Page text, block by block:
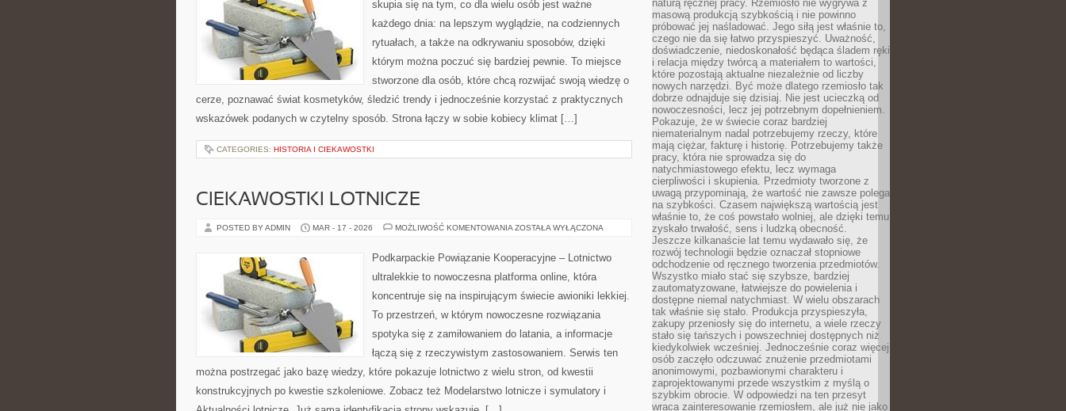
skupia się na tym, co dla wielu osób jest ważne
każdego dnia: na lepszym wyglądzie, na codziennych
rytuałach, a także na odkrywaniu sposobów, dzięki
którym można poczuć się bardziej pewnie. To miejsce
stworzone dla osób, które chcą rozwijać swoją wiedzę o
cerze, poznawać świat kosmetyków, śledzić trendy i jednocześnie korzystać z praktycznych
wskazówek podanych w czytelny sposób. Strona łączy w sobie kobiecy klimat […]
CATEGORIES: HISTORIA I CIEKAWOSTKI
CIEKAWOSTKI LOTNICZE
POSTED BY ADMIN MAR - 17 - 2026 MOŻLIWOŚĆ KOMENTOWANIA CIEKAWOSTKI
ZOSTAŁA WYŁĄCZONA
Podkarpackie Powiązanie Kooperacyjne – Lotnictwo
ultralekkie to nowoczesna platforma online, która
koncentruje się na inspirującym świecie awioniki lekkiej.
To przestrzeń, w którym nowoczesne rozwiązania
spotyka się z zamiłowaniem do latania, a informacje
łączą się z rzeczywistym zastosowaniem. Serwis ten
można postrzegać jako bazę wiedzy, które pokazuje lotnictwo z wielu stron, od kwestii
konstrukcyjnych po kwestie szkoleniowe. Zobacz też Modelarstwo lotnicze i symulatory i
naturą ręcznej pracy. Rzemiosło nie wygrywa z
masową produkcją szybkością i nie powinno
próbować jej naśladować. Jego siłą jest właśnie to,
czego nie da się łatwo przyspieszyć. Uważność,
doświadczenie, niedoskonałość będąca śladem ręki
i relacja między twórcą a materiałem to wartości,
które pozostają aktualne niezależnie od liczby
nowych narzędzi. Być może dlatego rzemiosło tak
dobrze odnajduje się dzisiaj. Nie jest ucieczką od
nowoczesności, lecz jej potrzebnym dopełnieniem.
Pokazuje, że w świecie coraz bardziej
niematerialnym nadal potrzebujemy rzeczy, które
mają ciężar, fakturę i historię. Potrzebujemy także
pracy, która nie sprowadza się do
natychmiastowego efektu, lecz wymaga
cierpliwości i skupienia. Przedmioty tworzone z
uwagą przypominają, że wartość nie zawsze polega
na szybkości. Czasem największą wartością jest
właśnie to, że coś powstało wolniej, ale dzięki temu
zyskało trwałość, sens i ludzką obecność.
Jeszcze kilkanaście lat temu wydawało się, że
rozwój technologii będzie oznaczał stopniowe
odchodzenie od ręcznego tworzenia przedmiotów.
Wszystko miało stać się szybsze, bardziej
zautomatyzowane, łatwiejsze do powielenia i
dostępne niemal natychmiast. W wielu obszarach
tak właśnie się stało. Produkcja przyspieszyła,
zakupy przeniosły się do internetu, a wiele rzeczy
stało się tańszych i powszechniej dostępnych niż
kiedykolwiek wcześniej. Jednocześnie coraz więcej
osób zaczęło odczuwać znużenie przedmiotami
anonimowymi, pozbawionymi charakteru i
zaprojektowanymi przede wszystkim z myślą o
szybkim obrocie. W odpowiedzi na ten przesyt
wraca zainteresowanie rzemiosłem, ale już nie jako